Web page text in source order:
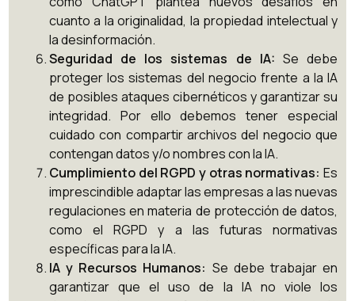
cuanto a la originalidad, la propiedad intelectual y
la desinformación.
Seguridad de los sistemas de IA: Se debe
proteger los sistemas del negocio frente a la IA
de posibles ataques cibernéticos y garantizar su
integridad. Por ello debemos tener especial
cuidado con compartir archivos del negocio que
contengan datos y/o nombres con la IA.
Cumplimiento del RGPD y otras normativas: Es
imprescindible adaptar las empresas a las nuevas
regulaciones en materia de protección de datos,
como el RGPD y a las futuras normativas
específicas para la IA.
IA y Recursos Humanos: Se debe trabajar en
garantizar que el uso de la IA no viole los